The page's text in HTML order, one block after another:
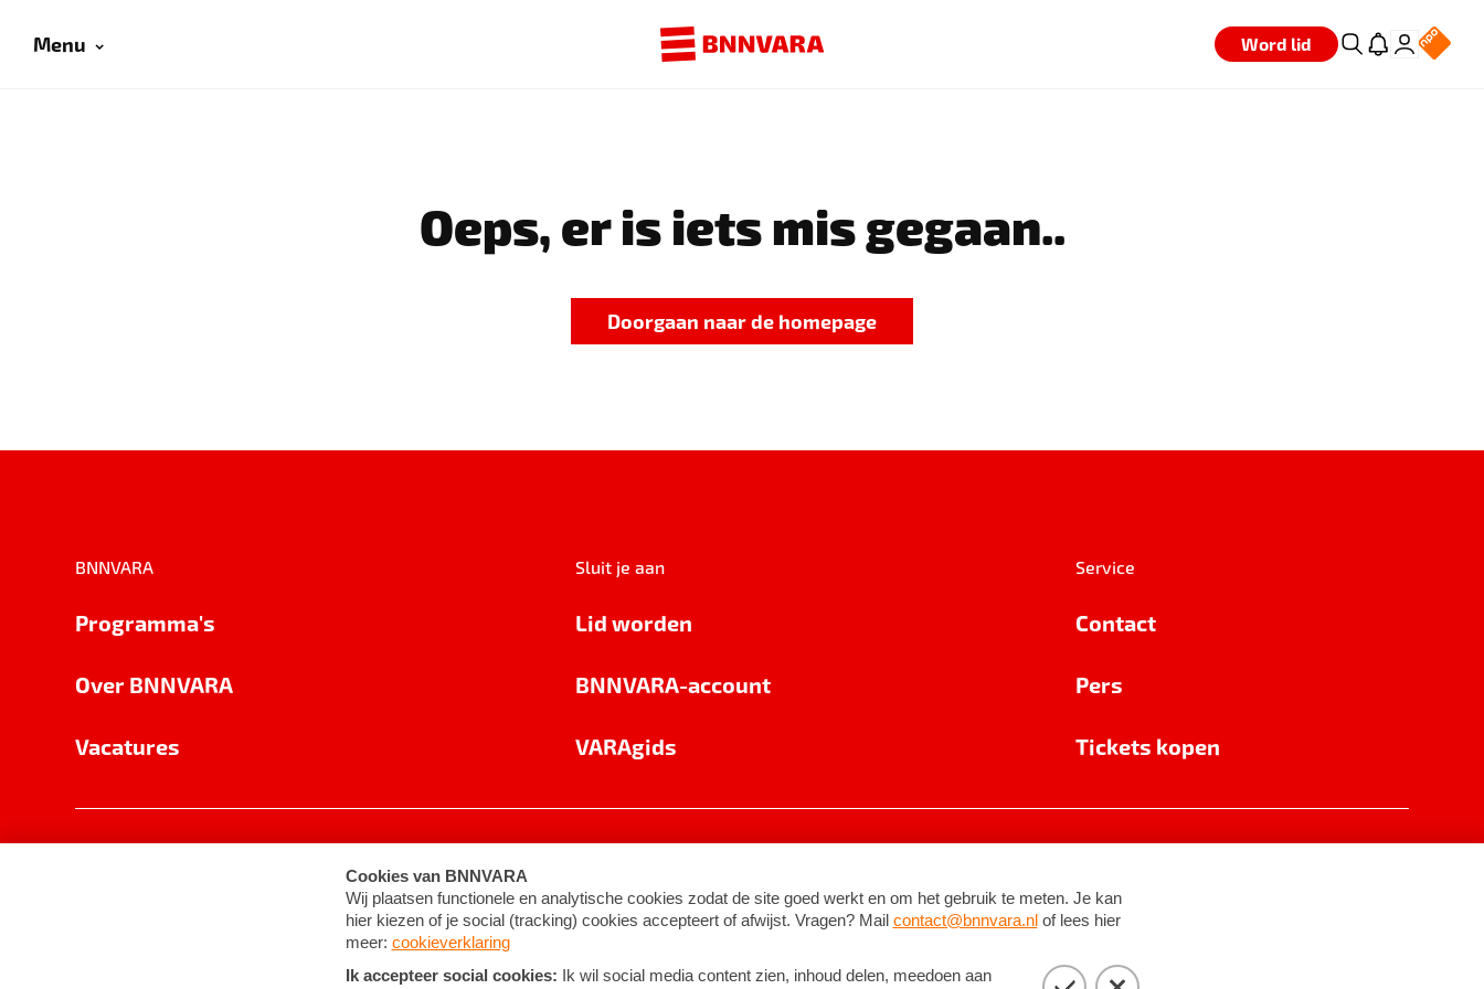
Menu Word lid
Oeps, er is iets mis gegaan..
Doorgaan naar de homepage
BNNVARA
Programma's
Over BNNVARA
Vacatures
Sluit je aan
Lid worden
BNNVARA-account
VARAgids
Service
Contact
Pers
Tickets kopen
Cookie-instellingen Algemene voorwaarden ©2026BNNVARA